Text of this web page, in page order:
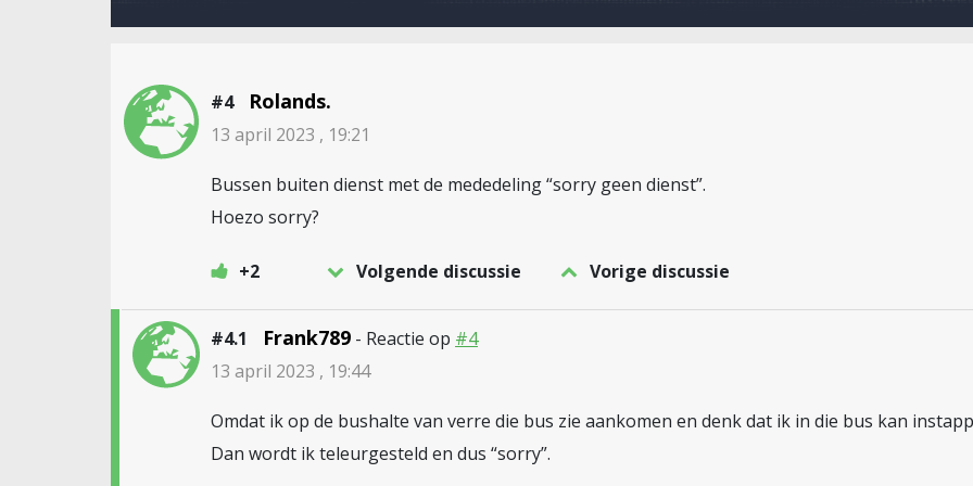
#4 Rolands.
13 april 2023 , 19:21
Bussen buiten dienst met de mededeling “sorry geen dienst”.
Hoezo sorry?
+2 Volgende discussie Vorige discussie
#4.1 Frank789 - Reactie op #4
13 april 2023 , 19:44
Omdat ik op de bushalte van verre die bus zie aankomen en denk dat ik in die bus kan
Dan wordt ik teleurgesteld en dus “sorry”.